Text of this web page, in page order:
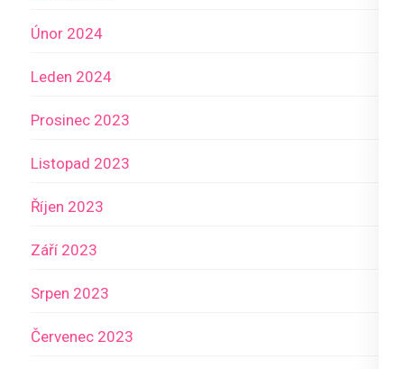
Únor 2024
Leden 2024
Prosinec 2023
Listopad 2023
Říjen 2023
Září 2023
Srpen 2023
Červenec 2023